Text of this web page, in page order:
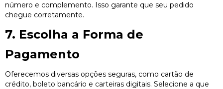
número e complemento. Isso garante que seu pedido
chegue corretamente.
7. Escolha a Forma de
Pagamento
Oferecemos diversas opções seguras, como cartão de
crédito, boleto bancário e carteiras digitais. Selecione a que